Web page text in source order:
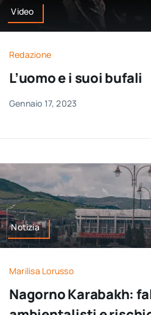
Video
Redazione
L’uomo e i suoi bufali
Gennaio 17, 2023
Notizia
Marilisa Lorusso
Nagorno Karabakh: